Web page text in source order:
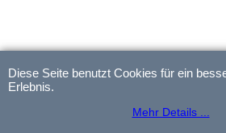
Diese Seite benutzt Cookies für ein
Erlebnis.
Mehr Details ...